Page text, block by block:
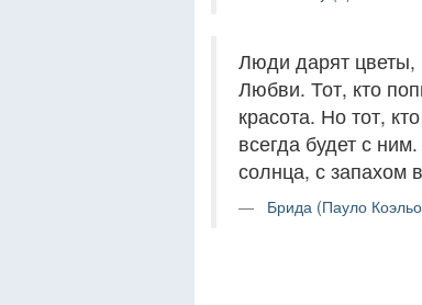
Люди дарят цветы,
Любви. Тот, кто
красота. Но тот,
всегда будет с
солнца, с запахом
Брида (Пауло